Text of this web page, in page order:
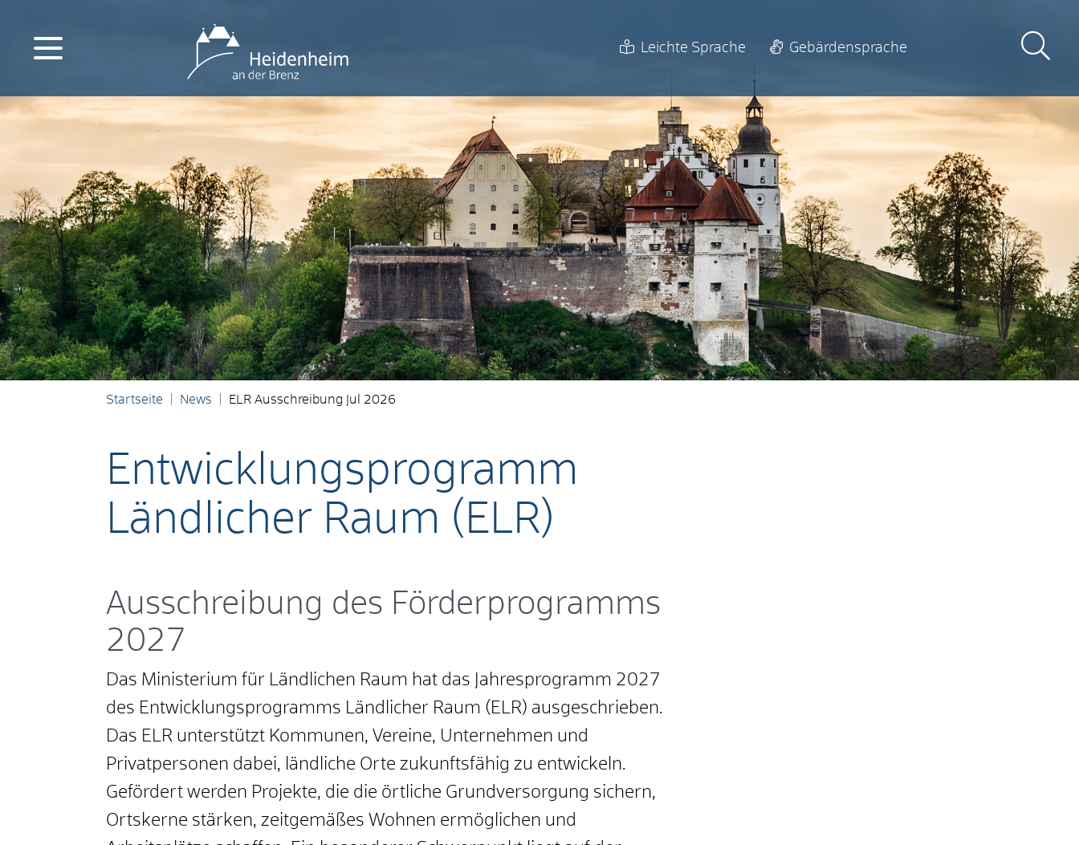
Leichte Sprache Gebärdensprache
Startseite News ELR Ausschreibung Jul 2026
Entwicklungsprogramm
Ländlicher Raum (ELR)
Ausschreibung des Förderprogramms
2027
Das Ministerium für Ländlichen Raum hat das Jahresprogramm 2027
des Entwicklungsprogramms Ländlicher Raum (ELR) ausgeschrieben.
Das ELR unterstützt Kommunen, Vereine, Unternehmen und
Privatpersonen dabei, ländliche Orte zukunftsfähig zu entwickeln.
Gefördert werden Projekte, die die örtliche Grundversorgung sichern,
Ortskerne stärken, zeitgemäßes Wohnen ermöglichen und